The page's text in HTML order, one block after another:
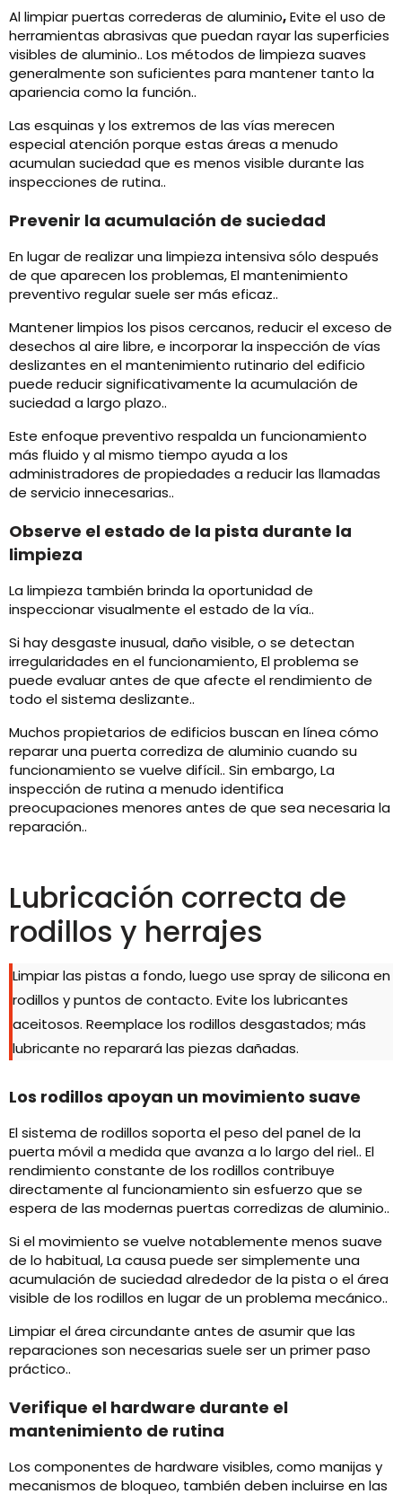
Al limpiar puertas correderas de aluminio,Evite el uso de
herramientas abrasivas que puedan rayar las superficies
visibles de aluminio.. Los métodos de limpieza suaves
generalmente son suficientes para mantener tanto la
apariencia como la función..
Las esquinas y los extremos de las vías merecen
especial atención porque estas áreas a menudo
acumulan suciedad que es menos visible durante las
inspecciones de rutina..
Prevenir la acumulación de suciedad
En lugar de realizar una limpieza intensiva sólo después
de que aparecen los problemas, El mantenimiento
preventivo regular suele ser más eficaz..
Mantener limpios los pisos cercanos, reducir el exceso de
desechos al aire libre, e incorporar la inspección de vías
deslizantes en el mantenimiento rutinario del edificio
puede reducir significativamente la acumulación de
suciedad a largo plazo..
Este enfoque preventivo respalda un funcionamiento
más fluido y al mismo tiempo ayuda a los
administradores de propiedades a reducir las llamadas
de servicio innecesarias..
Observe el estado de la pista durante la
limpieza
La limpieza también brinda la oportunidad de
inspeccionar visualmente el estado de la vía..
Si hay desgaste inusual, daño visible, o se detectan
irregularidades en el funcionamiento, El problema se
puede evaluar antes de que afecte el rendimiento de
todo el sistema deslizante..
Muchos propietarios de edificios buscan en línea cómo
reparar una puerta corrediza de aluminio cuando su
funcionamiento se vuelve difícil.. Sin embargo, La
inspección de rutina a menudo identifica
preocupaciones menores antes de que sea necesaria la
reparación..
Lubricación correcta de
rodillos y herrajes
Limpiar las pistas a fondo, luego use spray de silicona en
rodillos y puntos de contacto. Evite los lubricantes
aceitosos. Reemplace los rodillos desgastados; más
lubricante no reparará las piezas dañadas.
Los rodillos apoyan un movimiento suave
El sistema de rodillos soporta el peso del panel de la
puerta móvil a medida que avanza a lo largo del riel.. El
rendimiento constante de los rodillos contribuye
directamente al funcionamiento sin esfuerzo que se
espera de las modernas puertas corredizas de aluminio..
Si el movimiento se vuelve notablemente menos suave
de lo habitual, La causa puede ser simplemente una
acumulación de suciedad alrededor de la pista o el área
visible de los rodillos en lugar de un problema mecánico..
Limpiar el área circundante antes de asumir que las
reparaciones son necesarias suele ser un primer paso
práctico..
Verifique el hardware durante el
mantenimiento de rutina
Los componentes de hardware visibles, como manijas y
mecanismos de bloqueo, también deben incluirse en las